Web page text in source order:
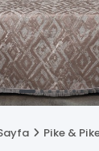
Pike &